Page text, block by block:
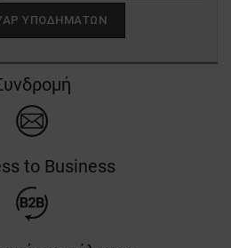
ΥΠΟΔΗΜΆΤΩΝ
to Business